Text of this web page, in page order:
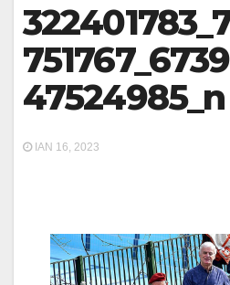
47524985_n
ΙΑΝ 16, 2023